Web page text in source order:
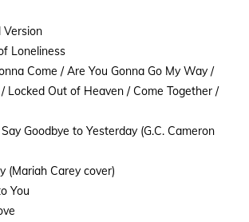
Version
Loneliness
Come / Are You Gonna Go My Way /
Locked Out of Heaven / Come Together /
Goodbye to Yesterday (G.C. Cameron
(Mariah Carey cover)
You